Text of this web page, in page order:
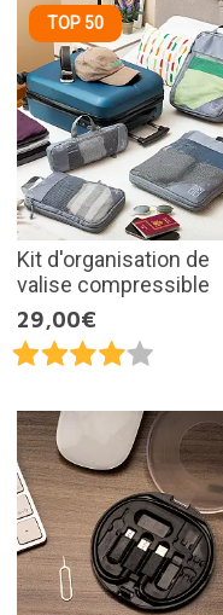
TOP 50
Kit d'organisation de
valise compressible
29,00€